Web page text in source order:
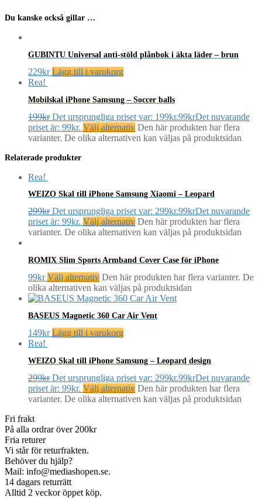
Du kanske också gillar …
GUBINTU Universal anti-stöld plånbok i äkta läder – brun
229kr Lägg till i varukorg
Rea!
Mobilskal iPhone Samsung – Soccer balls
199kr Det ursprungliga priset var: 199kr.99krDet nuvarande
priset är: 99kr. Välj alternativ Den här produkten har flera
varianter. De olika alternativen kan väljas på produktsidan
Relaterade produkter
Rea!
WEIZO Skal till iPhone Samsung Xiaomi – Leopard
299kr Det ursprungliga priset var: 299kr.99krDet nuvarande
priset är: 99kr. Välj alternativ Den här produkten har flera
varianter. De olika alternativen kan väljas på produktsidan
ROMIX Slim Sports Armband Cover Case för iPhone
99kr Välj alternativ Den här produkten har flera varianter. De
olika alternativen kan väljas på produktsidan
BASEUS Magnetic 360 Car Air Vent
149kr Lägg till i varukorg
Rea!
WEIZO Skal till iPhone Samsung – Leopard design
299kr Det ursprungliga priset var: 299kr.99krDet nuvarande
priset är: 99kr. Välj alternativ Den här produkten har flera
varianter. De olika alternativen kan väljas på produktsidan
Fri frakt
På alla ordrar över 200kr
Fria returer
Vi står för returfrakten.
Behöver du hjälp?
Mail: info@mediashopen.se.
14 dagars returrätt
Alltid 2 veckor öppet köp.